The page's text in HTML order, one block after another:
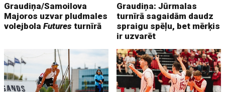
Graudiņa/Samoilova
Majoros uzvar pludmales
volejbolaFutures turnīrā
Graudiņa: Jūrmalas
turnīrā sagaidām daudz
spraigu spēļu, bet mērķis
ir uzvarēt